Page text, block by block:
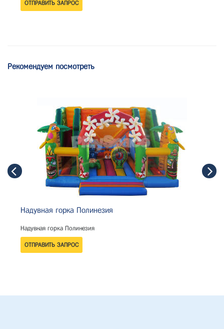
Рекомендуем посмотреть
Надувная горка Полинезия
Надувная горка Полинезия